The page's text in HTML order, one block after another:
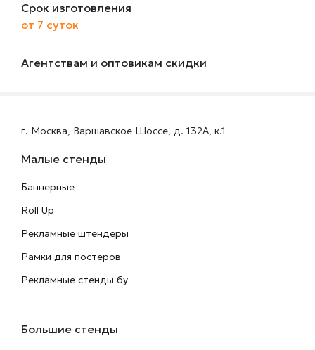
Срок изготовления
от 7 суток
Агентствам и оптовикам скидки
г. Москва, Варшавское Шоссе, д. 132А, к.1
Малые стенды
Баннерные
Roll Up
Рекламные штендеры
Рамки для постеров
Рекламные стенды бу
Большие стенды